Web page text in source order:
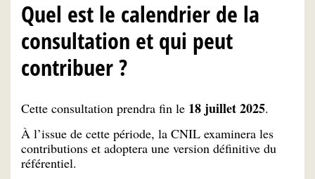
Quel est le calendrier de la
consultation et qui peut
contribuer ?
Cette consultation prendra fin le 18 juillet 2025.
À l’issue de cette période, la CNIL examinera les
contributions et adoptera une version définitive du
référentiel.